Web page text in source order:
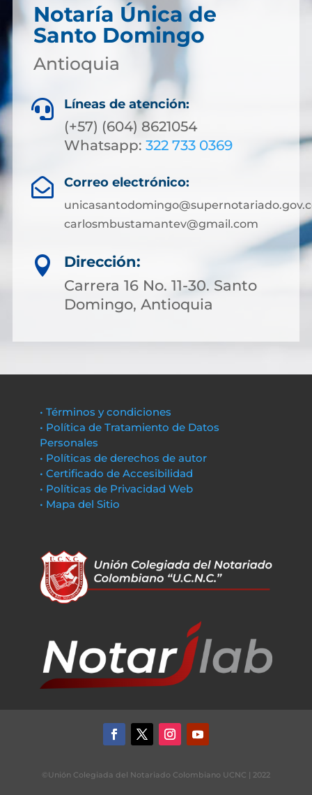
Notaría Única de
Santo Domingo
Antioquia
 Líneas de atención:
(+57) (604) 8621054
Whatsapp: 322 733 0369
 Correo electrónico:
carlosmbustamantev@gmail.com

Dirección:
Carrera 16 No. 11-30. Santo
Domingo, Antioquia
• Términos y condiciones
• Política de Tratamiento de Datos
Personales
• Políticas de derechos de autor
• Certificado de Accesibilidad
• Políticas de Privacidad Web
• Mapa del Sitio
©Unión Colegiada del Notariado Colombiano UCNC | 2022